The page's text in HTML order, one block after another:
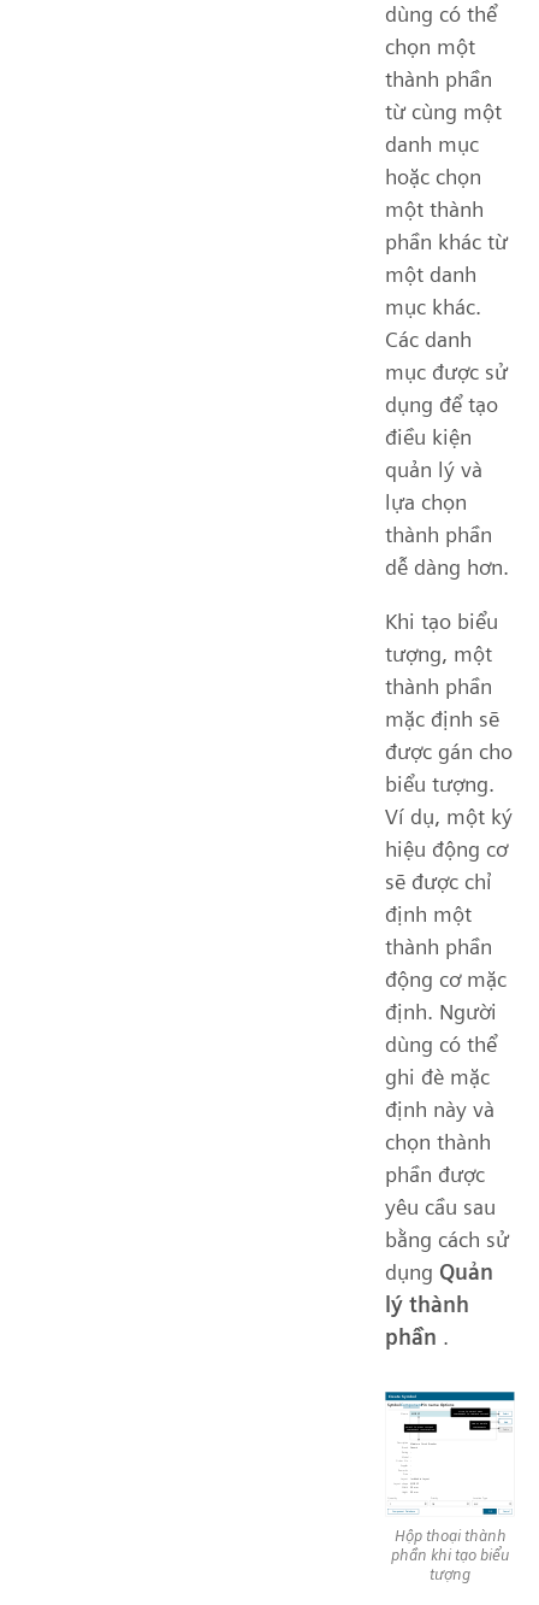
dùng có thể
chọn một
thành phần
từ cùng một
danh mục
hoặc chọn
một thành
phần khác từ
một danh
mục khác.
Các danh
mục được sử
dụng để tạo
điều kiện
quản lý và
lựa chọn
thành phần
dễ dàng hơn.
Khi tạo biểu
tượng, một
thành phần
mặc định sẽ
được gán cho
biểu tượng.
Ví dụ, một ký
hiệu động cơ
sẽ được chỉ
định một
thành phần
động cơ mặc
định. Người
dùng có thể
ghi đè mặc
định này và
chọn thành
phần được
yêu cầu sau
bằng cách sử
dụng Quản
lý thành
phần .
Hộp thoại thành
phần khi tạo biểu
tượng